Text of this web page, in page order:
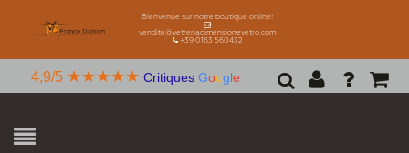
Bienvenue sur notre boutique online!
vendite@vetreriadimensionevetro.com
+39 0163 560432
4,9/5 ★★★★★ Critiques Google